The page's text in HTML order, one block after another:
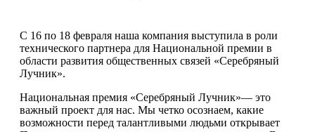
С 16 по 18 февраля наша компания выступила в роли
технического партнера для Национальной премии в
области развития общественных связей «Серебряный
Лучник».
Национальная премия «Серебряный Лучник»— это
важный проект для нас. Мы четко осознаем, какие
возможности перед талантливыми людьми открывает